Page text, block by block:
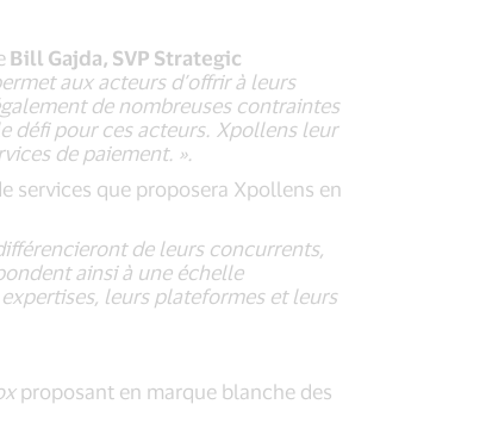
Bill Gajda, SVP Strategic
aux acteurs d’offrir à leurs
de nombreuses contraintes
défi pour ces acteurs. Xpollens leur
de paiement. ».
services que proposera Xpollens en
de leurs concurrents,
ainsi à une échelle
leurs plateformes et leurs
proposant en marque blanche des